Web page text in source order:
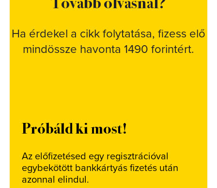
Ha érdekel a cikk folytatása, fizess elő
mindössze havonta 1490 forintért.
Próbáld ki most!
Az előfizetésed egy regisztrációval
egybekötött bankkártyás fizetés után
azonnal elindul.